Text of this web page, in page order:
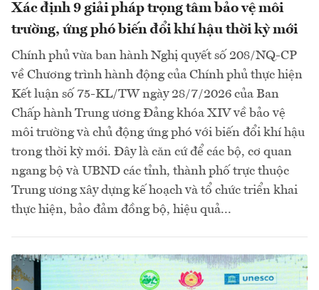
Xác định 9 giải pháp trọng tâm bảo vệ môi
trường, ứng phó biến đổi khí hậu thời kỳ mới
Chính phủ vừa ban hành Nghị quyết số 208/NQ-CP
về Chương trình hành động của Chính phủ thực hiện
Kết luận số 75-KL/TW ngày 28/7/2026 của Ban
Chấp hành Trung ương Đảng khóa XIV về bảo vệ
môi trường và chủ động ứng phó với biến đổi khí hậu
trong thời kỳ mới. Đây là căn cứ để các bộ, cơ quan
ngang bộ và UBND các tỉnh, thành phố trực thuộc
Trung ương xây dựng kế hoạch và tổ chức triển khai
thực hiện, bảo đảm đồng bộ, hiệu quả...